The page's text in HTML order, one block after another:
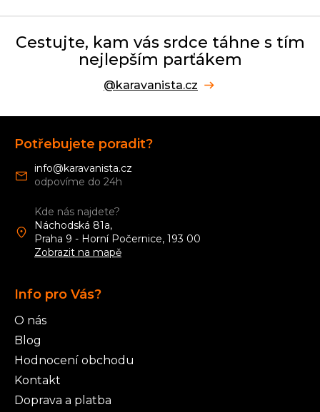
Cestujte, kam vás srdce táhne s tím
nejlepším parťákem
@karavanista.cz
Potřebujete poradit?
info@karavanista.cz
Kde nás najdete?
Náchodská 81a,
Praha 9 - Horní Počernice, 193 00
Zobrazit na mapě
Info pro Vás?
O nás
Blog
Hodnocení obchodu
Kontakt
Doprava a platba